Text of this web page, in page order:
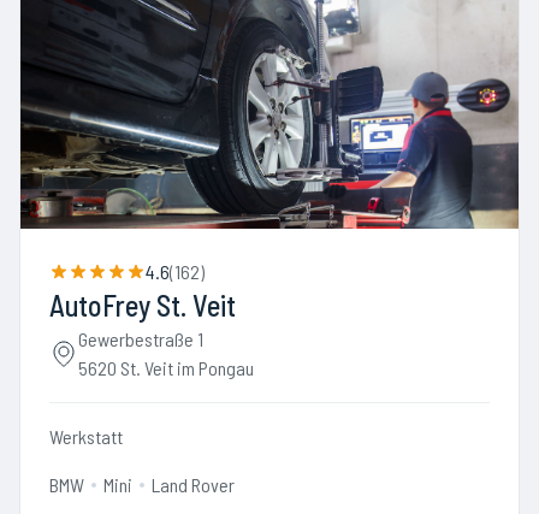
4.6(162)
AutoFrey St. Veit
Gewerbestraße 1
5620 St. Veit im Pongau
Werkstatt
BMW Mini Land Rover